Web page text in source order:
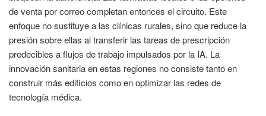
de venta por correo completan entonces el circuito. Este
enfoque no sustituye a las clínicas rurales, sino que reduce la
presión sobre ellas al transferir las tareas de prescripción
predecibles a flujos de trabajo impulsados por la IA. La
innovación sanitaria en estas regiones no consiste tanto en
construir más edificios como en optimizar las redes de
tecnología médica.